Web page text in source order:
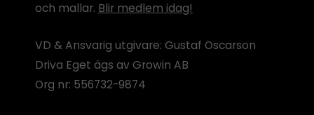
och mallar. Blir medlem idag!
VD & Ansvarig utgivare: Gustaf Oscarson
Driva Eget ägs av Growin AB
Org nr: 556732-9874